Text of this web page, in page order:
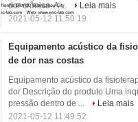
dor crônica. A ...
Leia mais
2021-05-12 11:50:19
Equipamento acústico da
de dor nas costas
Equipamento acústico da
dor Descrição do produto Uma
pressão dentro de ...
Leia mais
2021-05-12 11:49:52